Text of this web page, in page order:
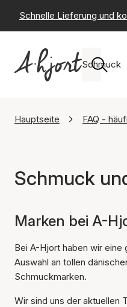
Schnelle Lieferung und
Schmuck
Hauptseite FAQ -
Schmuck
Marken bei A-
Bei A-Hjort haben wir eine
Auswahl an tollen
Schmuckmarken.
Wir sind uns der aktuellen